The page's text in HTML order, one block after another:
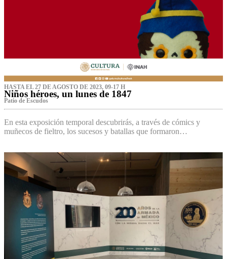
HASTA EL 27 DE AGOSTO DE 2023, 09-17 H
Niños héroes, un lunes de 1847
Patio de Escudos
En esta exposición temporal descubrirás, a través de cómics y
muñecos de fieltro, los sucesos y batallas que formaron…